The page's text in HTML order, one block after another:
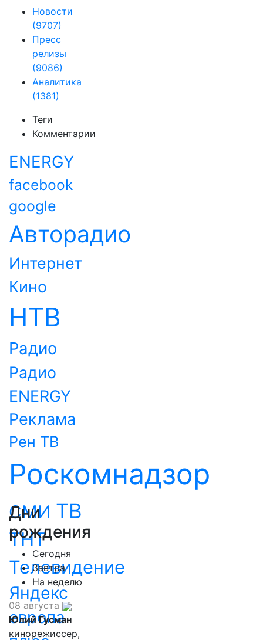
Новости
(9707)
Пресс
релизы
(9086)
Аналитика
(1381)
Теги
Комментарии
ENERGY
facebook
google
Авторадио
Интернет
Кино
НТВ
Радио
Радио
ENERGY
Реклама
Рен ТВ
Роскомнадзор
СМИ ТВ
ТНТ
Телевидение
Яндекс
европа
Дни
рождения
Сегодня
Завтра
На неделю
08 августа
Юлий Гусман
кинорежиссер,